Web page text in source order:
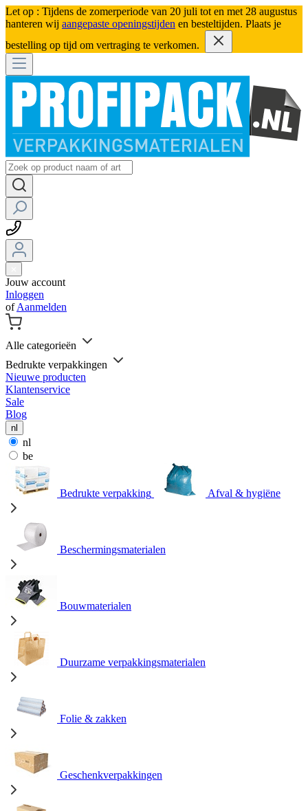
Let op : Tijdens de zomerperiode van 20 juli tot en met 28 augustus
hanteren wij aangepaste openingstijden en besteltijden. Plaats je
bestelling op tijd om vertraging te verkomen.
Jouw account
Inloggen
ofAanmelden
Alle categorieën
Bedrukte verpakkingen
Nieuwe producten
Klantenservice
Sale
Blog
nl
nl
be
Bedrukte verpakking Afval & hygiëne
Beschermingsmaterialen
Bouwmaterialen
Duurzame verpakkingsmaterialen
Folie & zakken
Geschenkverpakkingen